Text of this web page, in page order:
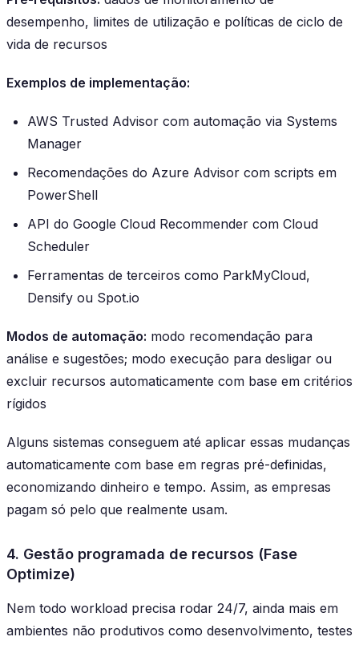
desempenho, limites de utilização e políticas de ciclo de
vida de recursos
Exemplos de implementação:
AWS Trusted Advisor com automação via Systems
Manager
Recomendações do Azure Advisor com scripts em
PowerShell
API do Google Cloud Recommender com Cloud
Scheduler
Ferramentas de terceiros como ParkMyCloud,
Densify ou Spot.io
Modos de automação: modo recomendação para
análise e sugestões; modo execução para desligar ou
excluir recursos automaticamente com base em critérios
rígidos
Alguns sistemas conseguem até aplicar essas mudanças
automaticamente com base em regras pré-definidas,
economizando dinheiro e tempo. Assim, as empresas
pagam só pelo que realmente usam.
4. Gestão programada de recursos (Fase
Optimize)
Nem todo workload precisa rodar 24/7, ainda mais em
ambientes não produtivos como desenvolvimento, testes